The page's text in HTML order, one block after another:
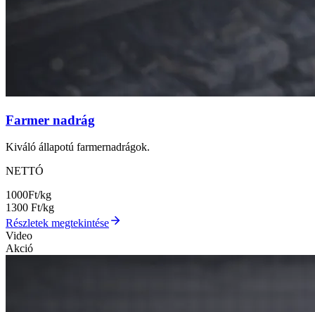
Farmer nadrág
Kiváló állapotú farmernadrágok.
NETTÓ
1000Ft/kg
1300 Ft/kg
Részletek megtekintése
Video
Akció